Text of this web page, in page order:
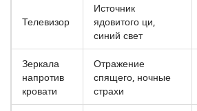
Телевизор
Источник
ядовитого ци,
синий свет
Зеркала
напротив
кровати
Отражение
спящего, ночные
страхи